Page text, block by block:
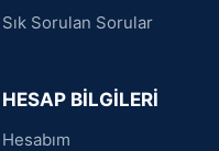
Sık Sorulan Sorular
HESAP BİLGİLERİ
Hesabım